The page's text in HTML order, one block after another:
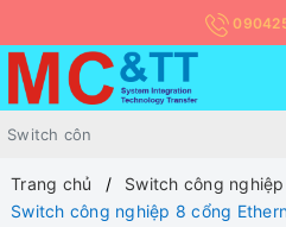
Trang chủ
Switch công
Switch công nghiệp 8 cổng